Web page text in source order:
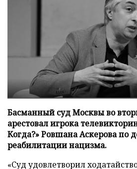
Басманный суд Москвы во
арестовал игрока
Когда?» Ровшана Аскерова по
реабилитации нацизма.
«Суд удовлетворил